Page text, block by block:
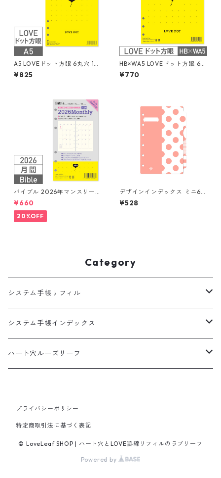
A5 LOVEドット方眼 6丸穴 10
0枚 システム手帳リフィル
¥825
HB×WA5 LOVEドット方眼 6丸
穴 100枚 システム手帳リフィ
ル
¥770
バイブル 2026年マンスリー
月間ブロック+LOVEドット罫
システム手帳リフィル
¥660
20%OFF
デザインインデックス ミニ6穴
4山 システム手帳
¥528
Category
システム手帳リフィル
A5
HB×WA5
ミニ6
マイクロ5
システム手帳インデックス
A5
ミニ6
ハート穴ルーズリーフ
100枚入
50枚入
プライバシーポリシー
特定商取引法に基づく表記
© LoveLeaf SHOP | ハート穴とLOVE罫線リフィルのラブリーフ
Powered by